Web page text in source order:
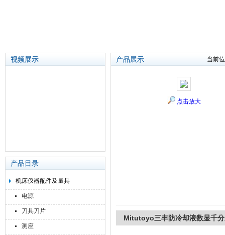
视频展示
产品目录
机床仪器配件及量具
电源
刀具刀片
测座
产品展示 当前
点击放大
Mitutoyo三丰防冷却液数显千